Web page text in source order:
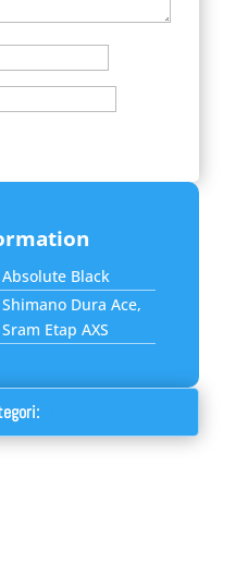
Absolute Black
Shimano Dura Ace,
Sram Etap AXS